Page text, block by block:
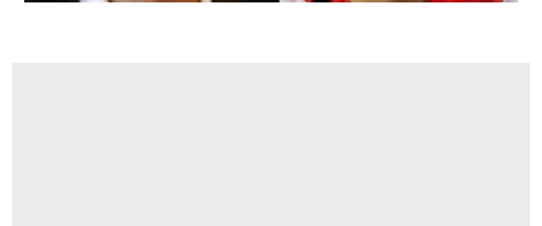
vasıtasıyla belirleyebilirsiniz. Çerezlere ilişkin detaylı bilgi